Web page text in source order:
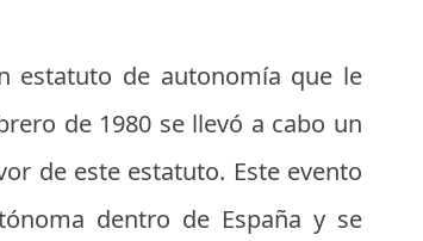
estatuto de autonomía que le
de 1980 se llevó a cabo un
de este estatuto. Este evento
dentro de España y se